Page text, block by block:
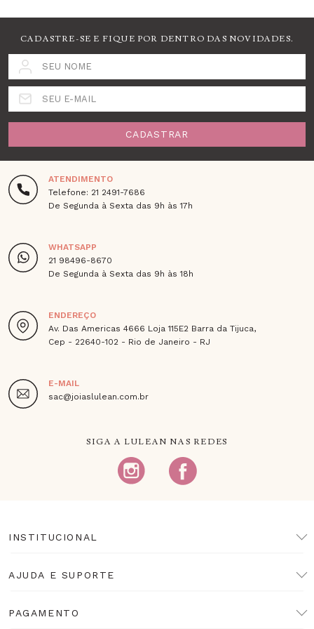
CADASTRE-SE E FIQUE POR DENTRO DAS NOVIDADES.
SEU NOME
SEU E-MAIL
CADASTRAR
ATENDIMENTO
Telefone: 21 2491-7686
De Segunda à Sexta das 9h às 17h
WHATSAPP
21 98496-8670
De Segunda à Sexta das 9h às 18h
ENDEREÇO
Av. Das Americas 4666 Loja 115E2 Barra da Tijuca,
Cep - 22640-102 - Rio de Janeiro - RJ
E-MAIL
sac@joiaslulean.com.br
SIGA A LULEAN NAS REDES
INSTITUCIONAL
AJUDA E SUPORTE
PAGAMENTO